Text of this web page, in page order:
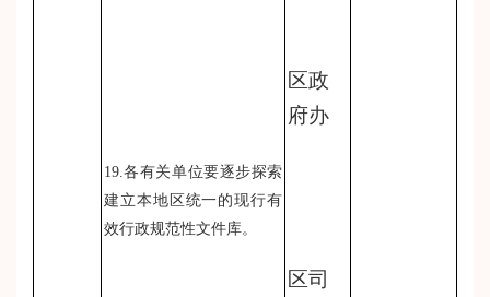
19.各有关单位要逐步探索
建立本地区统一的现行有
效行政规范性文件库。
区政
府办
区司